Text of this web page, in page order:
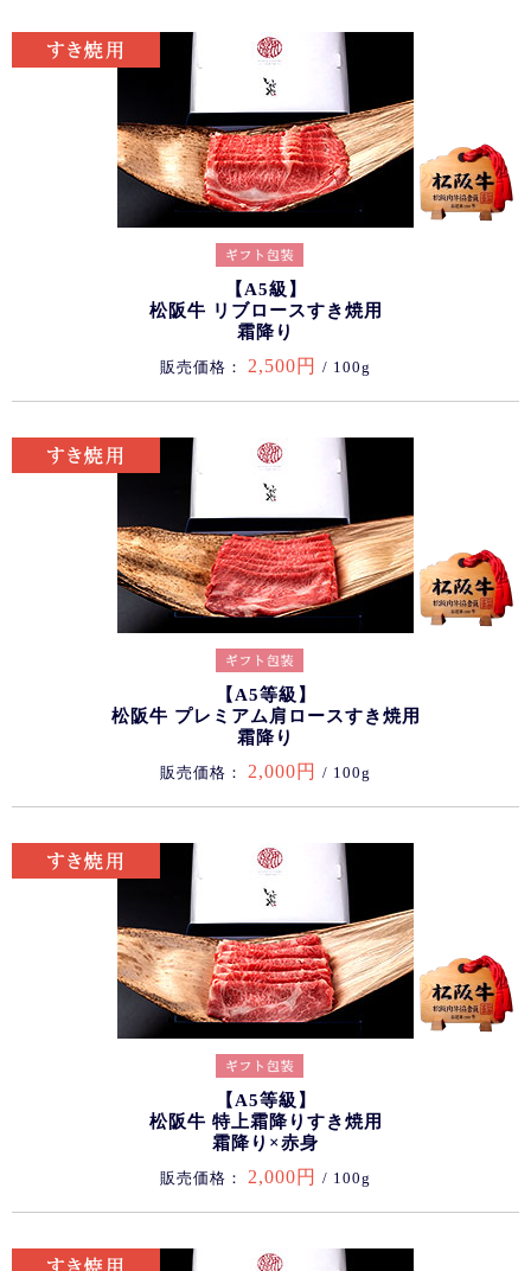
【A5級】
松阪牛 リブロースすき焼用
霜降り
販売価格： 2,500円 / 100g
【A5等級】
松阪牛 プレミアム肩ロースすき焼用
霜降り
販売価格： 2,000円 / 100g
【A5等級】
松阪牛 特上霜降りすき焼用
霜降り×赤身
販売価格： 2,000円 / 100g